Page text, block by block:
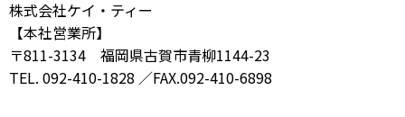
株式会社ケイ・ティー
【本社営業所】
〒811-3134 福岡県古賀市青柳1144-23
TEL. 092-410-1828 ／FAX.092-410-6898